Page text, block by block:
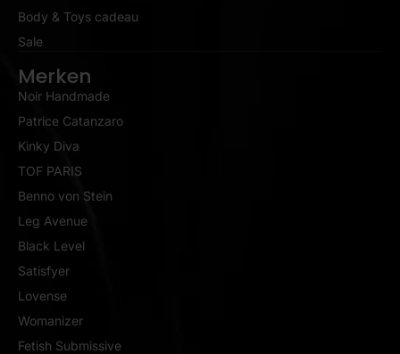
Body & Toys cadeau
Sale
Merken
Noir Handmade
Patrice Catanzaro
Kinky Diva
TOF PARIS
Benno von Stein
Leg Avenue
Black Level
Satisfyer
Lovense
Womanizer
Fetish Submissive